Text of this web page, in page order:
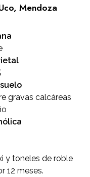
Mendoza
gravas calcáreas
y toneles de roble
12 meses.